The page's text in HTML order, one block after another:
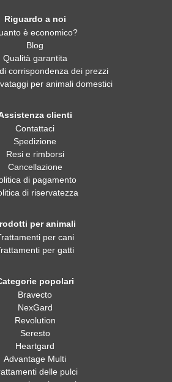
Riguardo a noi
è economico?
Blog
Qualità garantita
corrispondenza dei prezzi
per animali domestici
clienti
Contattaci
Spedizione
Resi e rimborsi
Cancellazione
di pagamento
di riservatezza
per animali
per cani
per gatti
popolari
Bravecto
NexGard
Revolution
Seresto
Heartgard
Advantage Multi
delle pulci